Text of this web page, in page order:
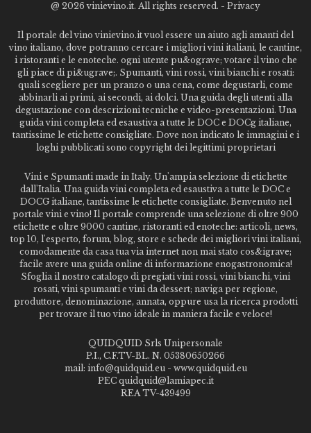
@ 2026 vinievino.it. All rights reserved. - Privacy
Il portale del vino vinievino.it vuol essere un aiuto agli amanti del
vino italiano, dove potranno cercare i migliori vini italiani, le cantine,
i ristoranti e le enoteche. ogni utente pu&ograve; votare il vino che
gli piace di pi&ugrave;. Spumanti, vini rossi, vini bianchi e rosati:
quali scegliere per un pranzo o una cena, come degustarli, come
abbinarli ai primi, ai secondi, ai dolci. Una guida degli utenti alla
degustazione con descrizioni tecniche e video-presentazioni. Una
guida vini completa ed esaustiva a tutte le DOC e DOCg italiane,
tantissime le etichette consigliate. Dove non indicato le immagini e i
loghi pubblicati sono copyright dei legittimi proprietari
Vini e Spumanti made in Italy. Un'ampia selezione di etichette
dall'Italia. Una guida vini completa ed esaustiva a tutte le DOC e
DOCG italiane, tantissime le etichette consigliate. Benvenuto nel
portale vini e vino! Il portale comprende una selezione di oltre 900
etichette e oltre 9000 cantine, ristoranti ed enoteche: articoli, news,
top 10, l'esperto, forum, blog, store e schede dei migliori vini italiani,
comodamente da casa tua via internet non mai stato cos&igrave;
facile avere una guida online di informazione enogastronomica!
Sfoglia il nostro catalogo di pregiati vini rossi, vini bianchi, vini
rosati, vini spumanti e vini da dessert; naviga per regione,
produttore, denominazione, annata, oppure usa la ricerca prodotti
per trovare il tuo vino ideale in maniera facile e veloce!
QUIDQUID Srls Unipersonale
P.I., C.F.TV-BL. N. 05380650266
mail: info@quidquid.eu - www.quidquid.eu
PEC quidquid@lamiapec.it
REA TV-439499